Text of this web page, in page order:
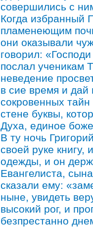
совершились с
Когда избранный
пламенеющим
они оказывали
говорил:
послал ученикам
неведение
в cие время и дай
сокровенных
стене буквы,
Духа, единое
В ту ночь
своей руке книгу,
одежды, и он
Евангелиста,
сказали ему:
ныне, увидеть
высокий рог, и
безпрестанно